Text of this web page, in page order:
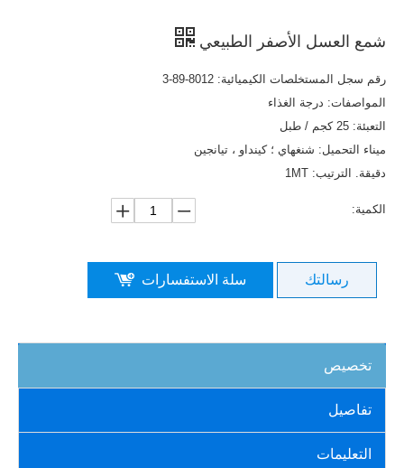
شمع العسل الأصفر الطبيعي
رقم سجل المستخلصات الكيميائية: 8012-89-3
المواصفات: درجة الغذاء
التعبئة: 25 كجم / طبل
ميناء التحميل: شنغهاي ؛ كينداو ، تيانجين
دقيقة. الترتيب: 1MT
الكمية:
رسالتك سلة الاستفسارات
تخصيص
تفاصيل
التعليمات